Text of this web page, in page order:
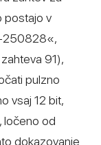
postajo v
250828«,
91),
pulzno
vsaj 12 bit,
ločeno od
dokazovanje